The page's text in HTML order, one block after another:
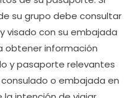
su grupo debe consultar
visado con su embajada
obtener información
y pasaporte relevantes
consulado o embajada en